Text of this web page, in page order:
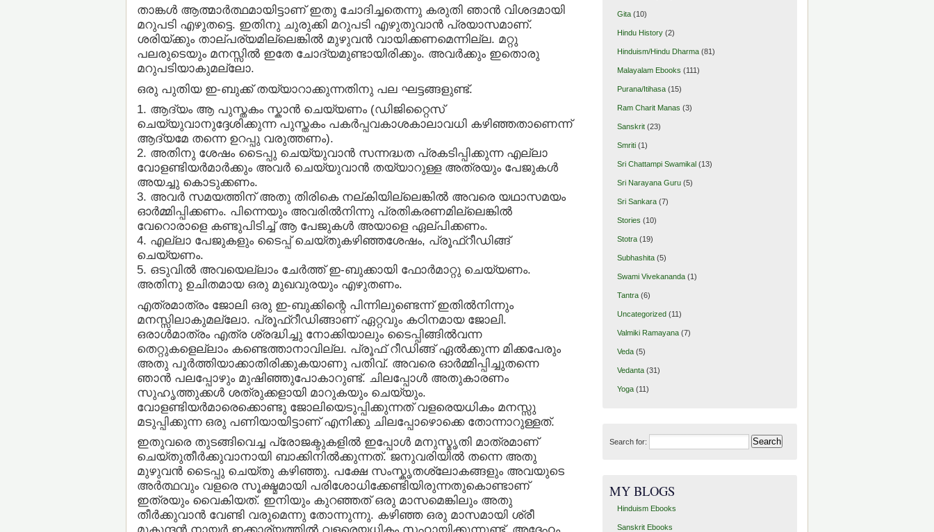
താങ്കള്‍ ആത്മാര്‍ത്ഥമായിട്ടാണ് ഇതു ചോദിച്ചതെന്നു കരുതി ഞാന്‍ വിശദമായി
മറുപടി എഴുതട്ടെ. ഇതിനു ചുരുക്കി മറുപടി എഴുതുവാന്‍ പ്രയാസമാണ്.
ശരിയ്ക്കും താല്പര്യമില്ലെങ്കില്‍ മുഴുവന്‍ വായിക്കണമെന്നില്ല. മറ്റു
പലരുടെയും മനസ്സില്‍ ഇതേ ചോദ്യമുണ്ടായിരിക്കും. അവര്‍ക്കും ഇതൊരു
മറുപടിയാകുമല്ലോ.
ഒരു പുതിയ ഇ-ബുക്ക് തയ്യാറാക്കുന്നതിനു പല ഘട്ടങ്ങളുണ്ട്.
1. ആദ്യം ആ പുസ്തകം സ്കാന്‍ ചെയ്യണം (ഡിജിറ്റൈസ്
ചെയ്യുവാനുദ്ദേശിക്കുന്ന പുസ്തകം പകര്‍പ്പവകാശകാലാവധി കഴിഞ്ഞതാണെന്ന്
ആദ്യമേ തന്നെ ഉറപ്പു വരുത്തണം).
2. അതിനു ശേഷം ടൈപ്പു ചെയ്യുവാന്‍ സന്നദ്ധത പ്രകടിപ്പിക്കുന്ന എല്ലാ
വോളണ്ടിയര്‍മാര്‍ക്കും അവര്‍ ചെയ്യുവാന്‍ തയ്യാറുള്ള അത്രയും പേജുകള്‍
അയച്ചു കൊടുക്കണം.
3. അവര്‍ സമയത്തിന് അതു തിരികെ നല്കിയില്ലെങ്കില്‍ അവരെ യഥാസമയം
ഓര്‍മ്മിപ്പിക്കണം. പിന്നെയും അവരില്‍നിന്നു പ്രതികരണമില്ലെങ്കില്‍
വേറൊരാളെ കണ്ടുപിടിച്ച് ആ പേജുകള്‍ അയാളെ ഏല്പിക്കണം.
4. എല്ലാ പേജുകളും ടൈപ്പ് ചെയ്തുകഴിഞ്ഞശേഷം, പ്രൂഫ്റീഡിങ്ങ്
ചെയ്യണം.
5. ഒടുവില്‍ അവയെല്ലാം ചേര്‍ത്ത് ഇ-ബുക്കായി ഫോര്‍മാറ്റു ചെയ്യണം.
അതിനു ഉചിതമായ ഒരു മുഖവുരയും എഴുതണം.
എത്രമാത്രം ജോലി ഒരു ഇ-ബുക്കിന്റെ പിന്നിലുണ്ടെന്ന് ഇതില്‍നിന്നും
മനസ്സിലാകുമല്ലോ. പ്രൂഫ്റീഡിങ്ങാണ് ഏറ്റവും കഠിനമായ ജോലി.
ഒരാള്‍മാത്രം എത്ര ശ്രദ്ധിച്ചു നോക്കിയാലും ടൈപ്പിങ്ങില്‍വന്ന
തെറ്റുകളെല്ലാം കണ്ടെത്താനാവില്ല. പ്രൂഫ് റീഡിങ്ങ് ഏല്‍ക്കുന്ന മിക്കപേരും
അതു പൂര്‍ത്തിയാക്കാതിരിക്കുകയാണു പതിവ്. അവരെ ഓര്‍മ്മിപ്പിച്ചുതന്നെ
ഞാന്‍ പലപ്പോഴും മുഷിഞ്ഞുപോകാറുണ്ട്. ചിലപ്പോള്‍ അതുകാരണം
സുഹൃത്തുക്കള്‍ ശത്രുക്കളായി മാറുകയും ചെയ്യും.
വോളണ്ടിയര്‍മാരെക്കൊണ്ടു ജോലിയെടുപ്പിക്കുന്നത് വളരെയധികം മനസ്സു
മടുപ്പിക്കുന്ന ഒരു പണിയായിട്ടാണ് എനിക്കു ചിലപ്പോഴൊക്കെ തോന്നാറുള്ളത്.
ഇതുവരെ തുടങ്ങിവെച്ച പ്രോജക്ടുകളില്‍ ഇപ്പോള്‍ മനുസ്മൃതി മാത്രമാണ്
ചെയ്തുതീര്‍ക്കുവാനായി ബാക്കിനില്‍ക്കുന്നത്. ജനുവരിയില്‍ തന്നെ അതു
മുഴുവന്‍ ടൈപ്പു ചെയ്തു കഴിഞ്ഞു. പക്ഷേ സംസ്കൃതശ്ലോകങ്ങളും അവയുടെ
അര്‍ത്ഥവും വളരെ സൂക്ഷ്മമായി പരിശോധിക്കേണ്ടിയിരുന്നതുകൊണ്ടാണ്
ഇത്രയും വൈകിയത്. ഇനിയും കുറഞ്ഞത് ഒരു മാസമെങ്കിലും അതു
തീര്‍ക്കുവാന്‍ വേണ്ടി വരുമെന്നു തോന്നുന്നു. കഴിഞ്ഞ ഒരു മാസമായി ശ്രീ
Gita(10)
Hindu History(2)
Hinduism/Hindu Dharma(81)
Malayalam Ebooks (111)
Purana/Itihasa(15)
Ram Charit Manas (3)
Sanskrit(23)
Smriti(1)
Sri Chattampi Swamikal(13)
Sri Narayana Guru(5)
Sri Sankara(7)
Stories (10)
Stotra(19)
Subhashita(5)
Swami Vivekananda(1)
Tantra(6)
Uncategorized(11)
Valmiki Ramayana(7)
Veda(5)
Vedanta(31)
Yoga(11)
Search for:
MY BLOGS
Hinduism Ebooks
Sanskrit Ebooks